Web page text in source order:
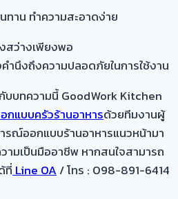
ทาน ทำความสะอาดง่าย
สว่างเพียงพอ
ำนึงถึงความปลอดภัยในการใช้งาน
บบทความนี้ GoodWork Kitchen
กแบบครัวร้านอาหารด้วยทีมงานผู้
รณ์ออกแบบร้านอาหารแนวหน้ามา
ามเป็นมืออาชีพ หากสนใจสามารถ
ที่Line OA/ โทร : 098-891-6414